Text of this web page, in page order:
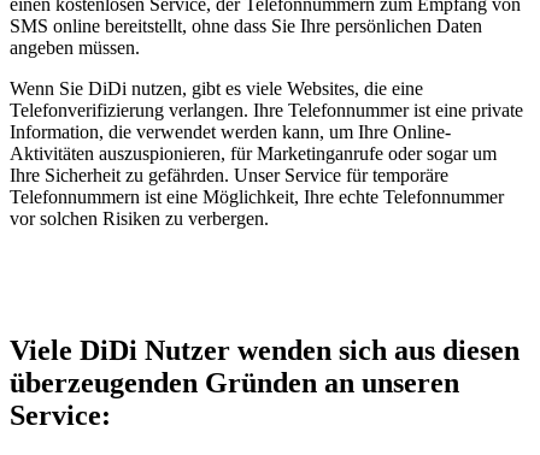
SMS online bereitstellt, ohne dass Sie Ihre persönlichen Daten
angeben müssen.
Wenn Sie DiDi nutzen, gibt es viele Websites, die eine
Telefonverifizierung verlangen. Ihre Telefonnummer ist eine private
Information, die verwendet werden kann, um Ihre Online-
Aktivitäten auszuspionieren, für Marketinganrufe oder sogar um
Ihre Sicherheit zu gefährden. Unser Service für temporäre
Telefonnummern ist eine Möglichkeit, Ihre echte Telefonnummer
vor solchen Risiken zu verbergen.
Viele DiDi Nutzer wenden sich aus diesen
überzeugenden Gründen an unseren
Service: